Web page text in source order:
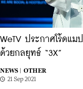
WeTV ประกาศโร้ดแ
ด้วยกลยุทธ์ “3X”
NEWS |
OTHER
21 Sep 2021